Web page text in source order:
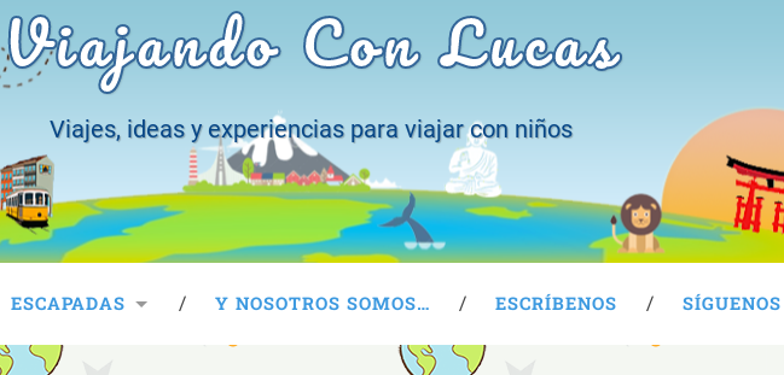
Viajando Con Lucas
Viajes, ideas y experiencias para viajar con niños
ESCAPADAS Y NOSOTROS SOMOS… ESCRÍBENOS SÍGUENOS